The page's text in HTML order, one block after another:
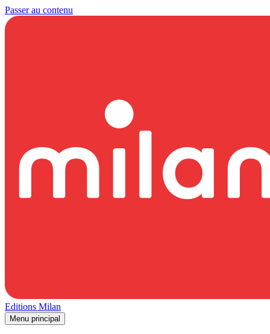
Passer au contenu
Editions Milan
Menu principal